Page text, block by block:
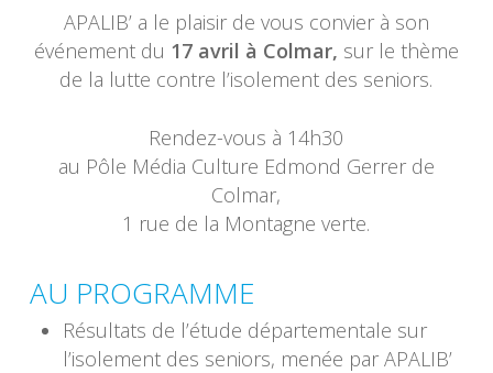
APALIB’ a le plaisir de vous convier à son
événement du 17 avril à Colmar, sur le thème
de la lutte contre l’isolement des seniors.
Rendez-vous à 14h30
au Pôle Média Culture Edmond Gerrer de
Colmar,
1 rue de la Montagne verte.
AU PROGRAMME
Résultats de l’étude départementale sur
l’isolement des seniors, menée par APALIB’